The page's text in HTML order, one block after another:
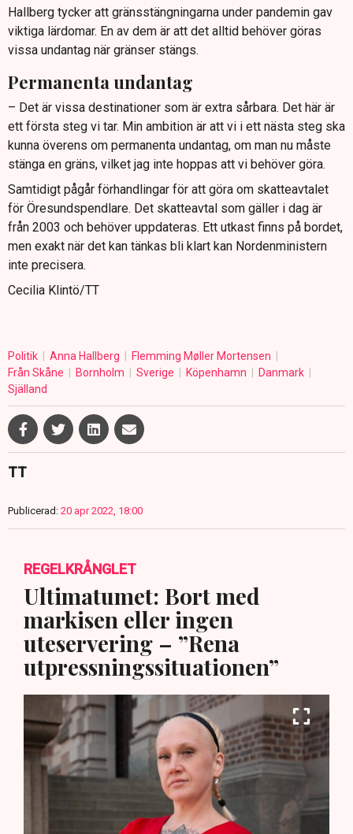
Hallberg tycker att gränsstängningarna under pandemin gav
viktiga lärdomar. En av dem är att det alltid behöver göras
vissa undantag när gränser stängs.
Permanenta undantag
– Det är vissa destinationer som är extra sårbara. Det här är
ett första steg vi tar. Min ambition är att vi i ett nästa steg ska
kunna överens om permanenta undantag, om man nu måste
stänga en gräns, vilket jag inte hoppas att vi behöver göra.
Samtidigt pågår förhandlingar för att göra om skatteavtalet
för Öresundspendlare. Det skatteavtal som gäller i dag är
från 2003 och behöver uppdateras. Ett utkast finns på bordet,
men exakt när det kan tänkas bli klart kan Nordenministern
inte precisera.
Cecilia Klintö/TT
Politik Anna Hallberg
Flemming Møller Mortensen
Från Skåne
Bornholm Sverige Köpenhamn
Danmark
Själland
TT
Publicerad: 20 apr 2022, 18:00
REGELKRÅNGLET
Ultimatumet: Bort med
markisen eller ingen
uteservering – ”Rena
utpressningssituationen”